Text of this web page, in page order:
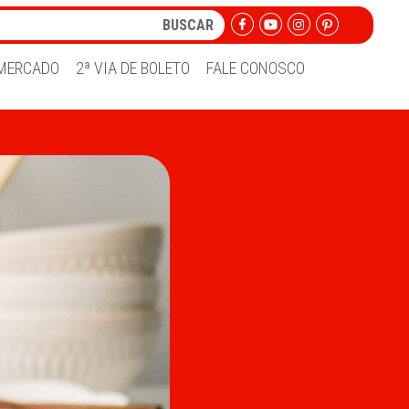
2ª VIA DE BOLETO FALE CONOSCO